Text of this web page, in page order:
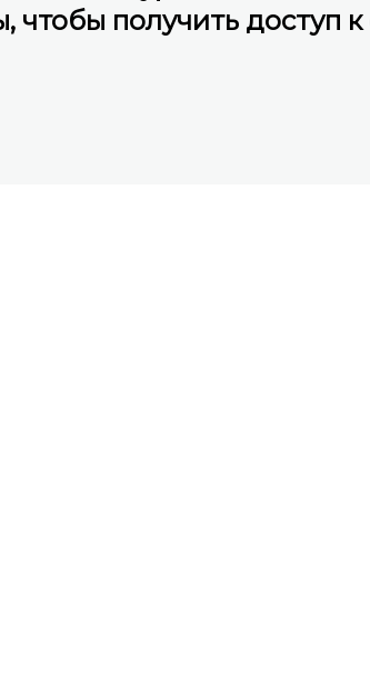
чтобы получить доступ